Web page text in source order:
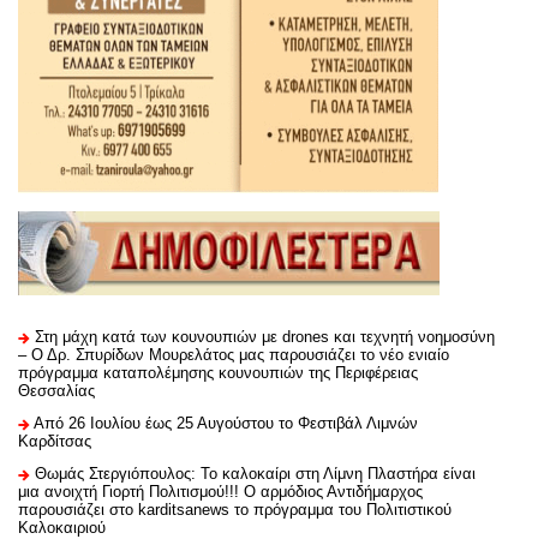
Στη μάχη κατά των κουνουπιών με drones και τεχνητή νοημοσύνη
– Ο Δρ. Σπυρίδων Μουρελάτος μας παρουσιάζει το νέο ενιαίο
πρόγραμμα καταπολέμησης κουνουπιών της Περιφέρειας
Θεσσαλίας
Από 26 Ιουλίου έως 25 Αυγούστου το Φεστιβάλ Λιμνών
Καρδίτσας
Θωμάς Στεργιόπουλος: Το καλοκαίρι στη Λίμνη Πλαστήρα είναι
μια ανοιχτή Γιορτή Πολιτισμού!!! Ο αρμόδιος Αντιδήμαρχος
παρουσιάζει στο karditsanews το πρόγραμμα του Πολιτιστικού
Καλοκαιριού